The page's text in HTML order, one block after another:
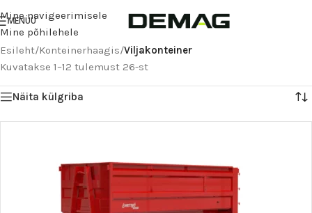
Mine navigeerimisele
Mine põhilehele
MENÜÜ
Esileht/Konteinerhaagis/Viljakonteiner
Kuvatakse 1–12 tulemust 26-st
Näita külgriba